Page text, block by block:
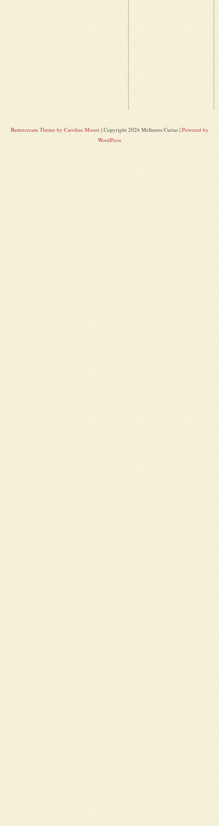
Buttercream Theme by Caroline Moore| Copyright 2026 Melhores Curtas | Powered by
WordPress